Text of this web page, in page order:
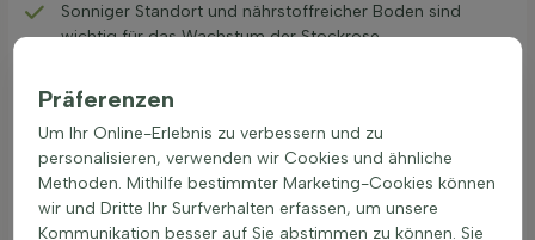
Sonniger Standort und nährstoffreicher Boden sind
wichtig für das Wachstum der Stockrose.
während der Sommer-Herbstblüte.
Im Spätsommer Schnitt verblühte Blütenstängel
entfernen, um das Wachstum zu fördern.
Verwenden Sie eine scharfe Gartenschere für einen
ordentlichen Rückschnitt.
Im Herbst vollständiger Rückschnitt zur
Präferenzen
Um Ihr Online-Erlebnis zu verbessern und zu
personalisieren, verwenden wir Cookies und ähnliche
Methoden. Mithilfe bestimmter Marketing-Cookies können
wir und Dritte Ihr Surfverhalten erfassen, um unsere
Kommunikation besser auf Sie abstimmen zu können. Sie